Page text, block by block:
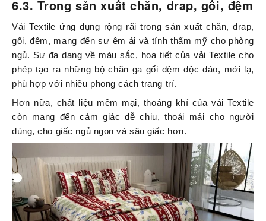
6.3. Trong sản xuất chăn, drap, gối, đệm
Vải Textile ứng dụng rộng rãi trong sản xuất chăn, drap,
gối, đệm, mang đến sự êm ái và tính thẩm mỹ cho phòng
ngủ. Sự đa dạng về màu sắc, họa tiết của vải Textile cho
phép tạo ra những bộ chăn ga gối đệm độc đáo, mới lạ,
phù hợp với nhiều phong cách trang trí.
Hơn nữa, chất liệu mềm mại, thoáng khí của vải Textile
còn mang đến cảm giác dễ chịu, thoải mái cho người
dùng, cho giấc ngủ ngon và sâu giấc hơn.